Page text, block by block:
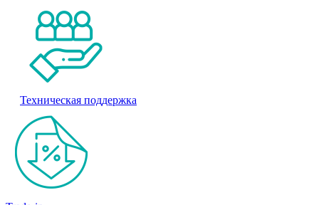
Техническая поддержка